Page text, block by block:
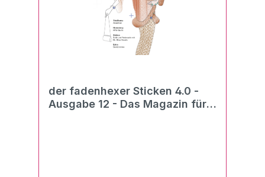
der fadenhexer Sticken 4.0 -
Ausgabe 12 - Das Magazin für